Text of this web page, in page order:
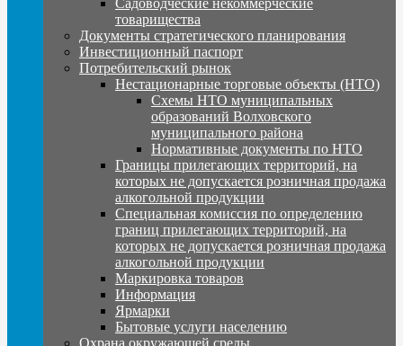
товарищества
Документы стратегического планирования
Инвестиционный паспорт
Потребительский рынок
Нестационарные торговые объекты (НТО)
Схемы НТО муниципальных
образований Волховского
муниципального района
Нормативные документы по НТО
Границы прилегающих территорий, на
которых не допускается розничная продажа
алкогольной продукции
Специальная комиссия по определению
границ прилегающих территорий, на
которых не допускается розничная продажа
алкогольной продукции
Маркировка товаров
Информация
Ярмарки
Бытовые услуги населению
Охрана окружающей среды